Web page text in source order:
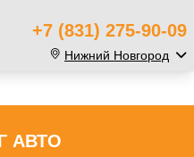
+7 (831) 275-90-09
Нижний Новгород
АВТО